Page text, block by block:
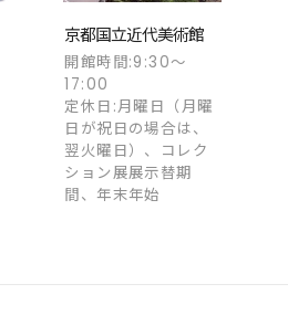
京都国立近代美術館
開館時間:9:30～
17:00
定休日:月曜日（月曜
日が祝日の場合は、
翌火曜日）、コレク
ション展展示替期
間、年末年始